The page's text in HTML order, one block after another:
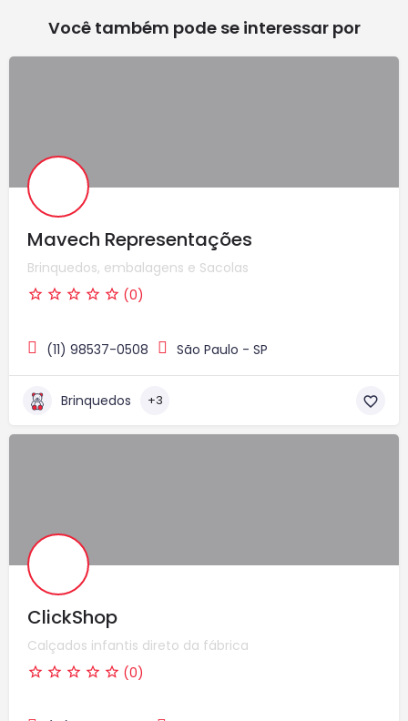
Você também pode se interessar por
Mavech Representações
Brinquedos, embalagens e Sacolas
(0)
(11) 98537-0508 São Paulo - SP
Brinquedos +3
ClickShop
Calçados infantis direto da fábrica
(0)